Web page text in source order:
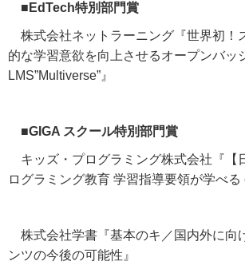
■EdTech特別部門賞
株式会社ネットラーニング『世界初！
的な学習意欲を向上させるオープンバッ
LMS”Multiverse” 』
■GIGA スクール特別部門賞
キッズ・プログラミング株式会社『【
ログラミング教育 学習指導要領が学べる
株式会社学書『基本のキ／国内外に向
ンツの今後の可能性』